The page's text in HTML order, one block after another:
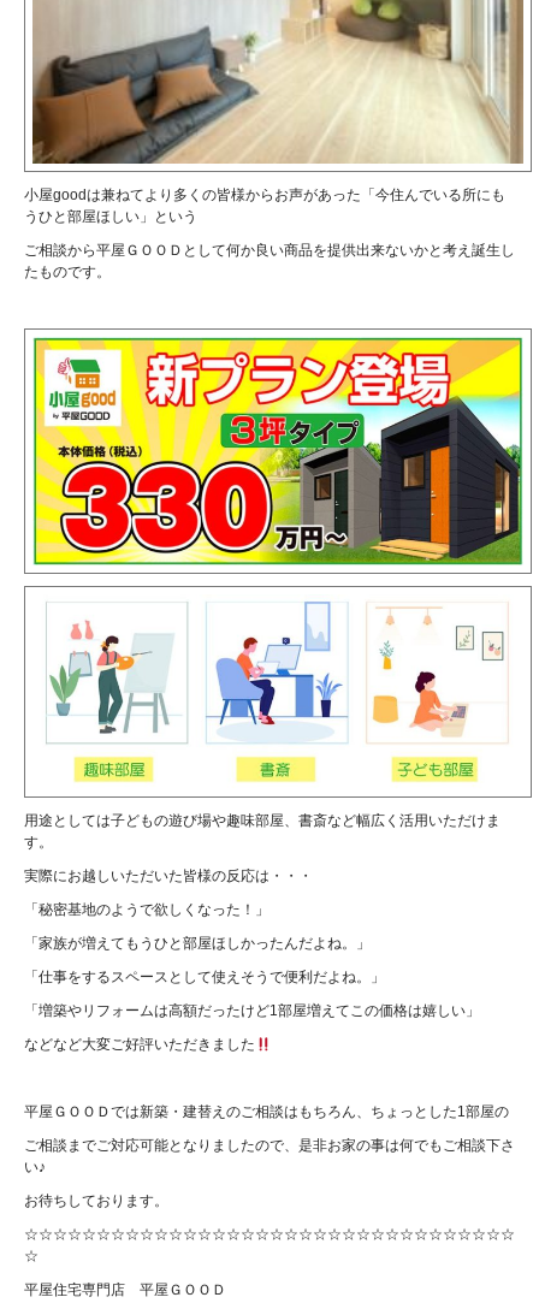
小屋goodは兼ねてより多くの皆様からお声があった「今住んでいる所にも
うひと部屋ほしい」という
ご相談から平屋ＧＯＯＤとして何か良い商品を提供出来ないかと考え誕生し
たものです。
用途としては子どもの遊び場や趣味部屋、書斎など幅広く活用いただけま
す。
実際にお越しいただいた皆様の反応は・・・
「秘密基地のようで欲しくなった！」
「家族が増えてもうひと部屋ほしかったんだよね。」
「仕事をするスペースとして使えそうで便利だよね。」
「増築やリフォームは高額だったけど1部屋増えてこの価格は嬉しい」
などなど大変ご好評いただきました
平屋ＧＯＯＤでは新築・建替えのご相談はもちろん、ちょっとした1部屋の
ご相談までご対応可能となりましたので、是非お家の事は何でもご相談下さ
い♪
お待ちしております。
☆☆☆☆☆☆☆☆☆☆☆☆☆☆☆☆☆☆☆☆☆☆☆☆☆☆☆☆☆☆☆☆☆☆
☆
平屋住宅専門店 平屋ＧＯＯＤ